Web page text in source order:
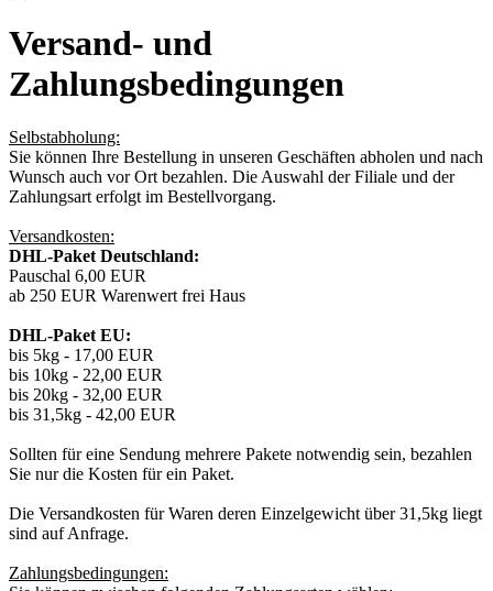
Versand- und
Zahlungsbedingungen
Selbstabholung:
Sie können Ihre Bestellung in unseren Geschäften abholen und nach
Wunsch auch vor Ort bezahlen. Die Auswahl der Filiale und der
Zahlungsart erfolgt im Bestellvorgang.
Versandkosten:
DHL-Paket Deutschland:
Pauschal 6,00 EUR
ab 250 EUR Warenwert frei Haus
DHL-Paket EU:
bis 5kg - 17,00 EUR
bis 10kg - 22,00 EUR
bis 20kg - 32,00 EUR
bis 31,5kg - 42,00 EUR
Sollten für eine Sendung mehrere Pakete notwendig sein, bezahlen
Sie nur die Kosten für ein Paket.
Die Versandkosten für Waren deren Einzelgewicht über 31,5kg liegt
sind auf Anfrage.
Zahlungsbedingungen: